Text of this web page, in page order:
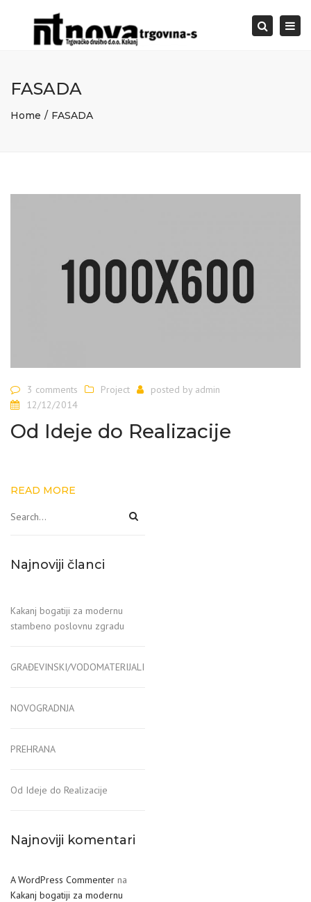
Search
FASADA
Home FASADA
3 comments Project posted by admin
12/12/2014
Od Ideje do Realizacije
READ MORE
Najnoviji članci
Kakanj bogatiji za modernu
stambeno poslovnu zgradu
GRAĐEVINSKI/VODOMATERIJALI
NOVOGRADNJA
PREHRANA
Od Ideje do Realizacije
Najnoviji komentari
A WordPress Commenter na
Kakanj bogatiji za modernu